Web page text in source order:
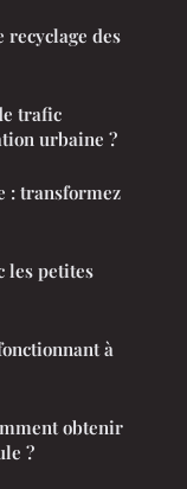
recyclage des
trafic
urbaine ?
: transformez
les petites
à
obtenir
?